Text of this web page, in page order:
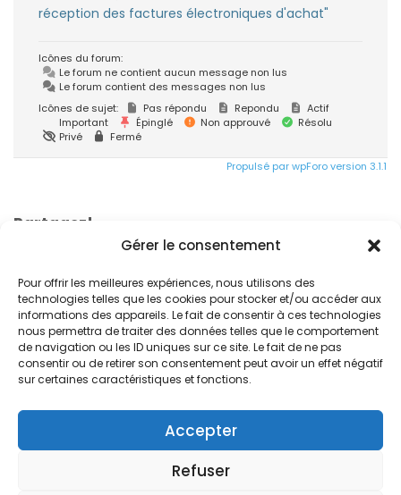
Gérer le consentement
Pour offrir les meilleures expériences, nous utilisons des
technologies telles que les cookies pour stocker et/ou accéder aux
informations des appareils. Le fait de consentir à ces technologies
nous permettra de traiter des données telles que le comportement
de navigation ou les ID uniques sur ce site. Le fait de ne pas
consentir ou de retirer son consentement peut avoir un effet négatif
sur certaines caractéristiques et fonctions.
Accepter
Refuser
réception des factures électroniques d'achat"
Icônes du forum:
Le forum ne contient aucun message non lus
Le forum contient des messages non lus
Icônes de sujet:
Pas répondu Repondu
Actif
Important
Épinglé Non approuvé
Résolu
Privé
Fermé
Propulsé par wpForo version 3.1.1
Partagez!
© 2024. Free Devis Factures
Conditions générales de vente
Conditions générales d’utilisation
Mentions légales